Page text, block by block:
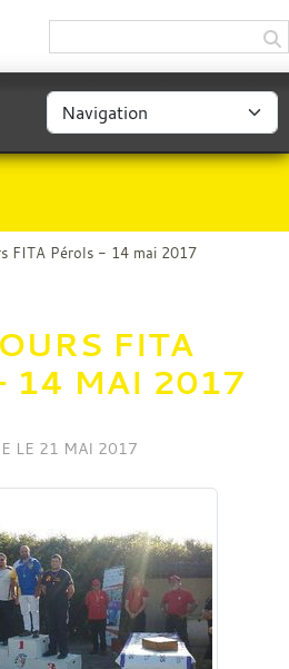
FITA Pérols - 14 mai 2017
FITA
14 MAI 2017
LE 21 MAI 2017